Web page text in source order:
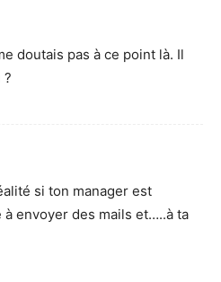
doutais pas à ce point là. Il
?
si ton manager est
envoyer des mails et…..à ta